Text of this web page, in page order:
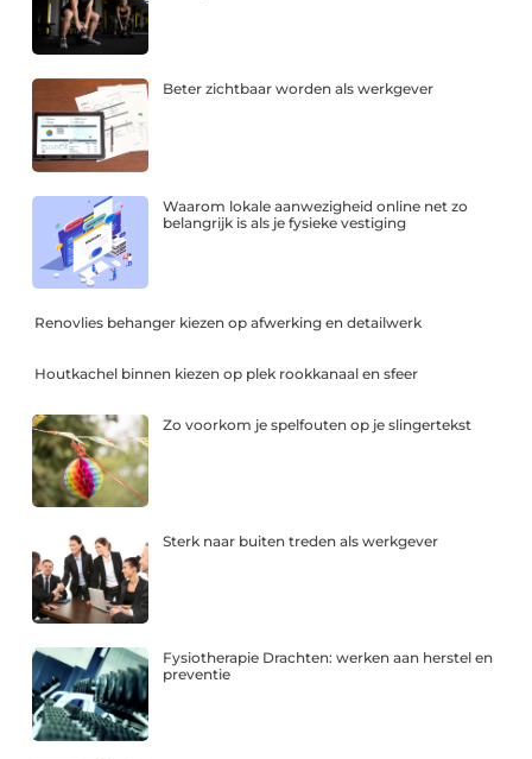
Beter zichtbaar worden als werkgever
Waarom lokale aanwezigheid online net zo
belangrijk is als je fysieke vestiging
Renovlies behanger kiezen op afwerking en detailwerk
Houtkachel binnen kiezen op plek rookkanaal en sfeer
Zo voorkom je spelfouten op je slingertekst
Sterk naar buiten treden als werkgever
Fysiotherapie Drachten: werken aan herstel en
preventie